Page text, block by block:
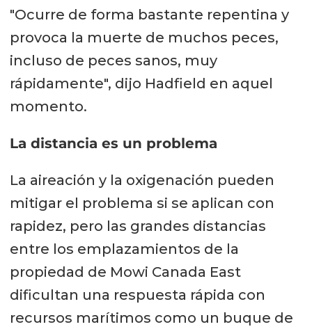
"Ocurre de forma bastante repentina y
provoca la muerte de muchos peces,
incluso de peces sanos, muy
rápidamente", dijo Hadfield en aquel
momento.
La distancia es un problema
La aireación y la oxigenación pueden
mitigar el problema si se aplican con
rapidez, pero las grandes distancias
entre los emplazamientos de la
propiedad de Mowi Canada East
dificultan una respuesta rápida con
recursos marítimos como un buque de